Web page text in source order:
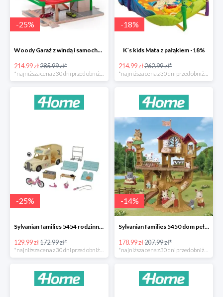
-25%
Woody Garaż z windą i samochodziki SIKU -25%
214.99 zł285.99 zł*
-18%
K´s kids Mata z pałąkiem -18%
214.99 zł262.99 zł*
-25%
Sylvanian families 5454 rodzinny kamper -25%
129.99 zł172.99 zł*
*najniższa cena z 30 dni przed obniżką
-14%
Sylvanian families 5450 dom pełen przygód na drzewie -14%
178.99 zł207.99 zł*
*najniższa cena z 30 dni przed obniżką